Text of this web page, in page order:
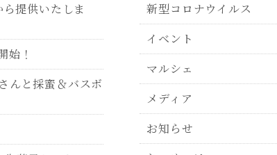
提供いたしま
始！
んと採蜜＆バスボ
新型コロナウイルス
イベント
マルシェ
メディア
お知らせ